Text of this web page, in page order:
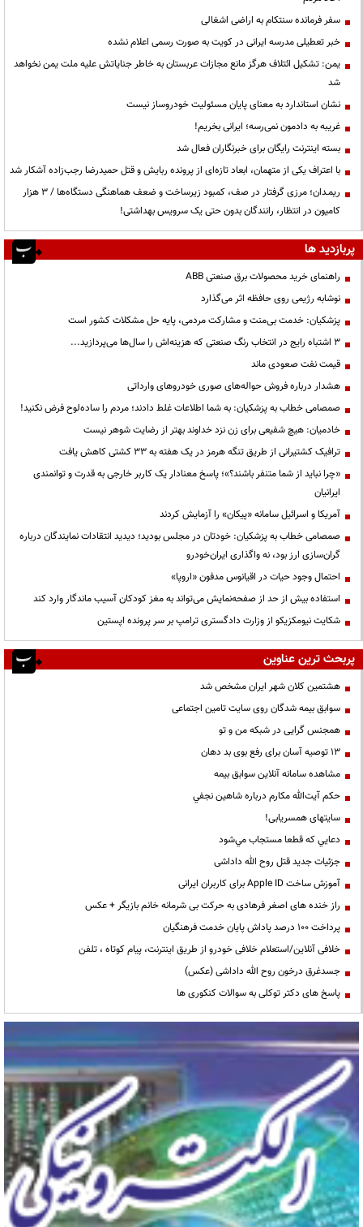
سفر فرمانده سنتکام به اراضی اشغالی
خبر تعطیلی مدرسه ایرانی در کویت به صورت رسمی اعلام نشده
یمن: تشکیل ائتلاف هرگز مانع مجازات عربستان به خاطر جنایاتش علیه ملت یمن نخواهد
شد
نشان استاندارد به معنای پایان مسئولیت خودروساز نیست
غریبه به دادمون نمی‌رسه؛ ایرانی بخریم!
بسته اینترنت رایگان برای خبرنگاران فعال شد
با اعتراف یکی از متهمان، ابعاد تازه‌ای از پرونده ربایش و قتل حمیدرضا رجب‌زاده آشکار شد
ریمـدان؛ مرزی گرفتار در صف، کمبود زیرساخت و ضعف هماهنگی دستگاه‌ها / ۳ هزار
کامیون در انتظار، رانندگان بدون حتی یک سرویس بهداشتی!
پربازدید ها
راهنمای خرید محصولات برق صنعتی ABB
نوشابه رژیمی روی حافظه اثر می‌گذارد
پزشکیان: خدمت بی‌منت و مشارکت مردمی، پایه حل مشکلات کشور است
3 اشتباه رایج در انتخاب رنگ صنعتی که هزینه‌اش را سال‌ها می‌پردازید...
قیمت نفت صعودی ماند
هشدار درباره فروش حواله‌های صوری خودروهای وارداتی
صمصامی خطاب به پزشکیان: به شما اطلاعات غلط دادند؛ مردم را ساده‌لوح فرض نکنید!
خادمیان: هیچ شفیعی برای زن نزد خداوند بهتر از رضایت شوهر نیست
ترافیک کشتیرانی از طریق تنگه هرمز در یک هفته به ۳۳ کشتی کاهش یافت
«چرا نباید از شما متنفر باشند؟»؛ پاسخ معنادار یک کاربر خارجی به قدرت و توانمندی
ایرانیان
آمریکا و اسرائیل سامانه «پیکان» را آزمایش کردند
صمصامی خطاب به پزشکیان: خودتان در مجلس بودید؛ دیدید انتقادات نمایندگان درباره
گران‌سازی ارز بود، نه واگذاری ایران‌خودرو
احتمال وجود حیات در اقیانوس مدفون «اروپا»
استفاده بیش از حد از صفحه‌نمایش می‌تواند به مغز کودکان آسیب ماندگار وارد کند
شکایت نیومکزیکو از وزارت دادگستری ترامپ بر سر پرونده اپستین
پربحث ترین عناوین
هشتمین کلان شهر ایران مشخص شد
سوابق بیمه شدگان روی سایت تامین اجتماعی
همجنس گرایی در شبکه من و تو
13 توصیه آسان برای رفع بوی بد دهان
مشاهده سامانه آنلاين سوابق بیمه
حكم آيت‌الله مكارم درباره شاهين نجفي
سایتهای همسریابی!
دعايي كه قطعا مستجاب مي‌شود
جزئیات جدید قتل روح الله داداشی
آموزش ساخت Apple ID برای کاربران ایرانی
راز خنده های اصغر فرهادی به حرکت بی شرمانه خانم بازیگر + عکس
پرداخت ۱۰۰ درصد پاداش پایان خدمت فرهنگیان
خلافی آنلاین/استعلام خلافی خودرو از طریق اینترنت، پیام کوتاه ، تلفن
جسدغرق درخون روح الله داداشی (عکس)
پاسخ های دکتر توکلی به سوالات کنکوری ها